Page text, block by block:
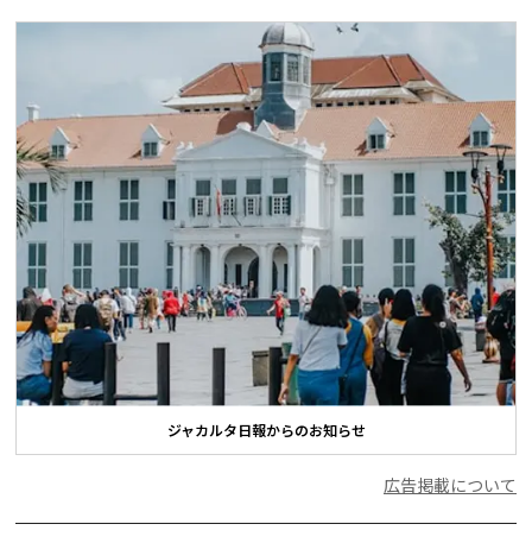
ジャカルタ日報からのお知らせ
広告掲載について